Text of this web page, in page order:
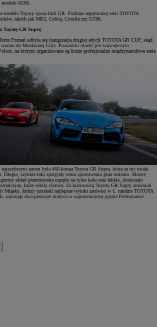
AE86.
modele Toyoty spoza linii GR. Podczas tegorocznej serii TOYOTA
takich jak MR2, Celica, Corolla czy GT86.
Toyotę GR Suprę
Poznań odbyła się inauguracja drugiej edycji TOYOTA GR CUP, skąd
sezonu do Miedzianej Góry. Poznański obiekt jest największym
na którym organizowane są liczne profesjonalne międzynarodowe serie
autem była 460-konna Toyota GR Supra, która za nic miała
Długie, szybkie łuki sprzyjały temu sportowemu gran turismo. Mocny
układ przeniesienia napędu na tylne koła oraz lekkie, doskonale
które robiły różnicę. Za kierownicą Toyoty GR Supry zmieniali
Miąsko, którzy uzyskali najlepsze wyniki zarówno w 1. rundzie TOYOTA
zajmując dwa pierwsze miejsca w najmocniejszej grupie Performance.